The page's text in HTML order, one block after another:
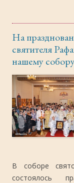
На
святителя
нашему
В соборе
состоялось